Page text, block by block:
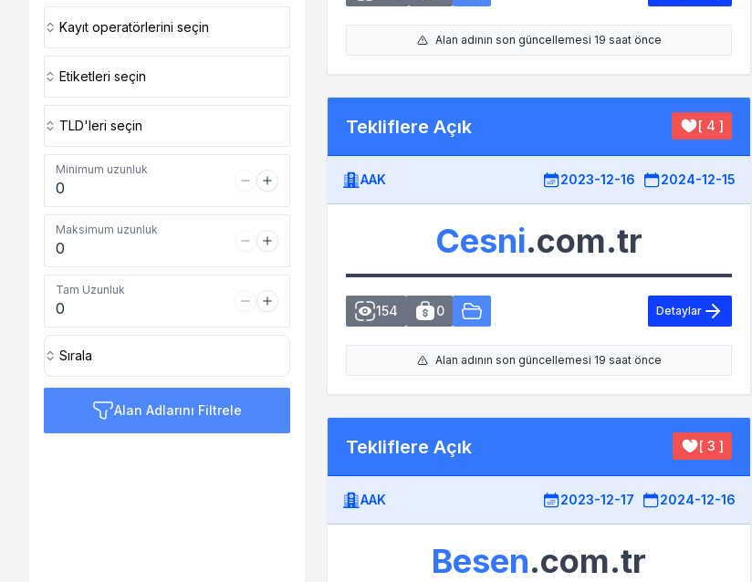
Kayıt operatörlerini seçin
Etiketleri seçin
TLD'leri seçin
Minimum uzunluk
Maksimum uzunluk
Tam Uzunluk
Sırala
Alan Adlarını Filtrele
Alan adının son güncellemesi 19 saat önce
Tekliflere Açık [ 4 ]
AAK 2023-12-16 2024-12-15
Cesni.com.tr
154 0 Detaylar
Alan adının son güncellemesi 19 saat önce
Tekliflere Açık [ 3 ]
AAK 2023-12-17 2024-12-16
Besen.com.tr